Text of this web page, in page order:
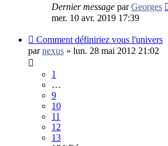
Dernier message parGeorges
mer. 10 avr. 2019 17:39
Comment définiriez vous l'univers
parnexus » lun. 28 mai 2012 21:02
1
…
9
10
11
12
13